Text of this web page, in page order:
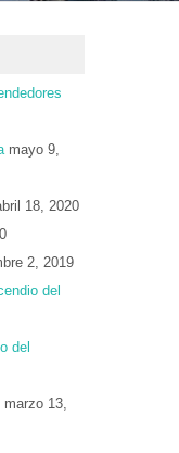
mayo 9,
18, 2020
2, 2019
del
del
marzo 13,